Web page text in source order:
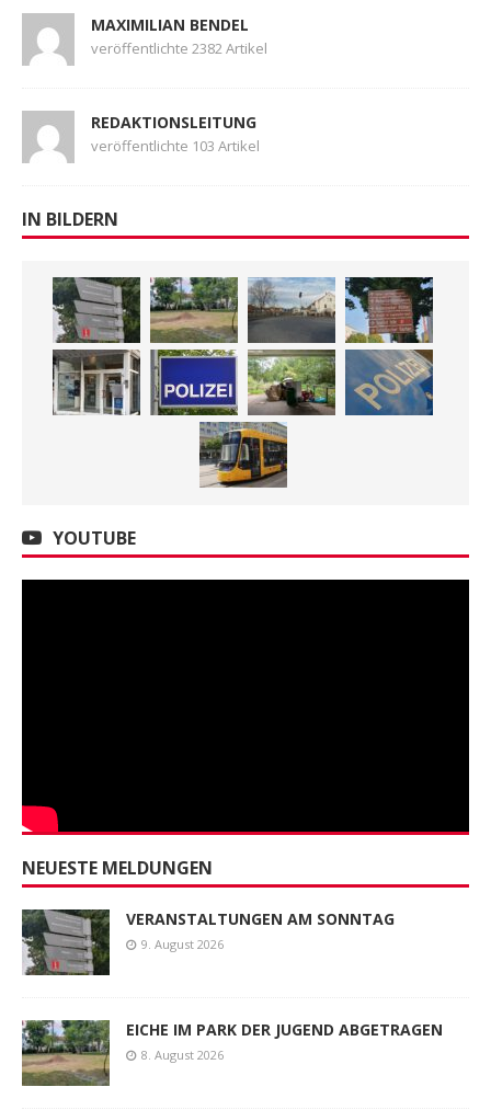
MAXIMILIAN BENDEL
veröffentlichte 2382 Artikel
REDAKTIONSLEITUNG
veröffentlichte 103 Artikel
IN BILDERN
YOUTUBE
NEUESTE MELDUNGEN
VERANSTALTUNGEN AM SONNTAG
9. August 2026
EICHE IM PARK DER JUGEND ABGETRAGEN
8. August 2026